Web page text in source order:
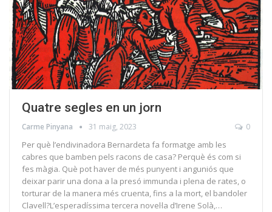
Quatre segles en un jorn
Carme Pinyana 31 maig, 2023 0
Per què l’endivinadora Bernardeta fa formatge amb les
cabres que bamben pels racons de casa? Perquè és com si
fes màgia. Què pot haver de més punyent i anguniós que
deixar parir una dona a la presó immunda i plena de rates, o
torturar de la manera més cruenta, fins a la mort, el bandoler
Clavell?L’esperadíssima tercera novel·la d’Irene Solà,…